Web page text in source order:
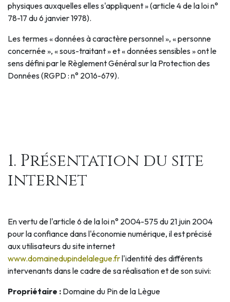
physiques auxquelles elles s'appliquent » (article 4 de la loi n°
78-17 du 6 janvier 1978).
Les termes « données à caractère personnel », « personne
concernée », « sous-traitant » et « données sensibles » ont le
sens défini par le Règlement Général sur la Protection des
Données (RGPD : n° 2016-679).
1. Présentation du site
internet
En vertu de l'article 6 de la loi n° 2004-575 du 21 juin 2004
pour la confiance dans l'économie numérique, il est précisé
aux utilisateurs du site internet
www.domainedupindelalegue.frl'identité des différents
intervenants dans le cadre de sa réalisation et de son suivi:
Propriétaire : Domaine du Pin de la Lègue